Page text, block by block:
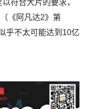
符合大片的要求，
《阿凡达2》第
乎不太可能达到10亿